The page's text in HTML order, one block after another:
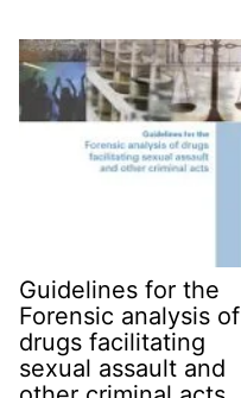
Guidelines for the
Forensic analysis of
drugs facilitating
sexual assault and